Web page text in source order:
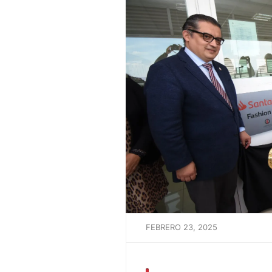
FEBRERO 23, 2025